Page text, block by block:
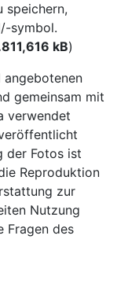
speichern,
symbol.
kB)
angebotenen
gemeinsam mit
verwendet
der Fotos ist
Reproduktion
zur
Nutzung
Fragen des